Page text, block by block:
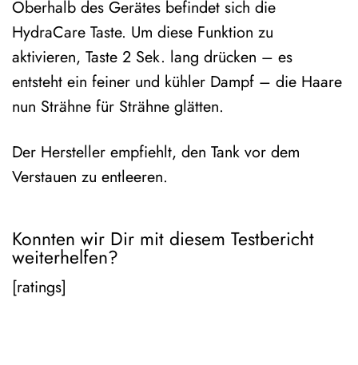
Oberhalb des Gerätes befindet sich die
HydraCare Taste. Um diese Funktion zu
aktivieren, Taste 2 Sek. lang drücken – es
entsteht ein feiner und kühler Dampf – die Haare
nun Strähne für Strähne glätten.
Der Hersteller empfiehlt, den Tank vor dem
Verstauen zu entleeren.
Konnten wir Dir mit diesem Testbericht
weiterhelfen?
[ratings]